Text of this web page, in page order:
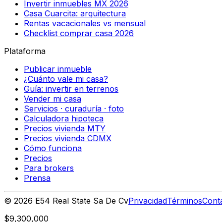
Invertir inmuebles MX 2026
Casa Cuarcita: arquitectura
Rentas vacacionales vs mensual
Checklist comprar casa 2026
Plataforma
Publicar inmueble
¿Cuánto vale mi casa?
Guía: invertir en terrenos
Vender mi casa
Servicios · curaduría · foto
Calculadora hipoteca
Precios vivienda MTY
Precios vivienda CDMX
Cómo funciona
Precios
Para brokers
Prensa
© 2026 E54 Real State Sa De CvPrivacidadTérminos
$9,300,000